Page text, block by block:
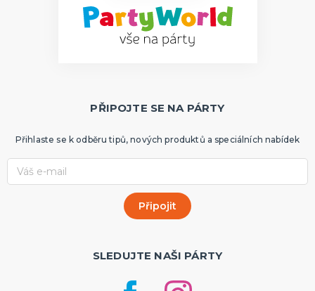
PŘIPOJTE SE NA PÁRTY
Přihlaste se k odběru tipů, nových produktů a speciálních nabídek
SLEDUJTE NAŠI PÁRTY